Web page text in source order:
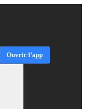
Ouvrir l’app